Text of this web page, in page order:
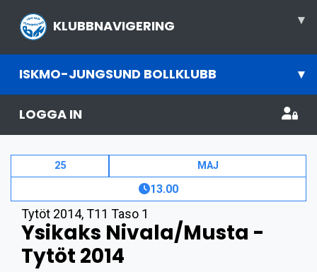
KLUBBNAVIGERING ▾
ISKMO-JUNGSUND BOLLKLUBB ▾
LOGGA IN
25 MAJ
13.00
Tytöt 2014,T11 Taso 1
Ysikaks Nivala/Musta -
Tytöt 2014